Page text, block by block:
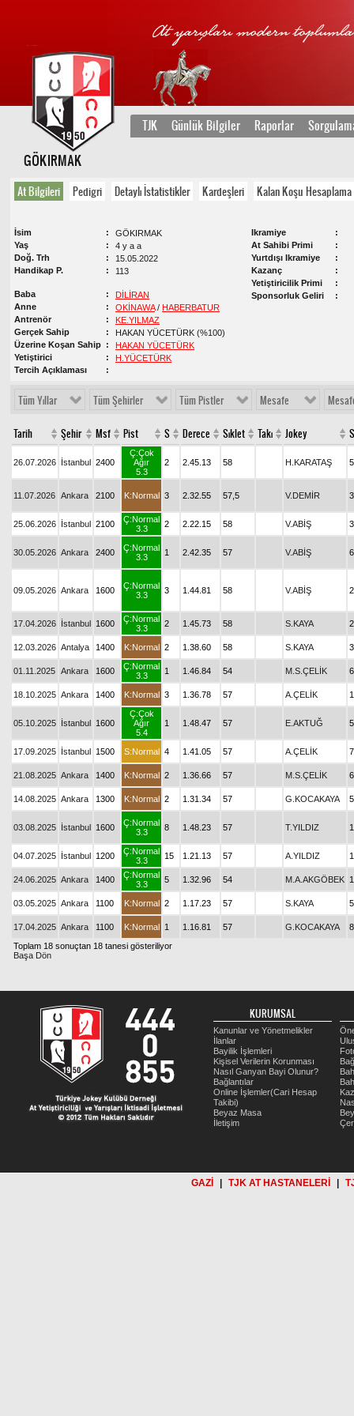
TJK Günlük Bilgiler Raporlar
GÖKIRMAK
At Bilgileri Pedigri Detaylı İstatistikler Kardeşleri Kalan Koşu Hesaplama
İsim
GÖKIRMAK
Yaş
4 y a a
Doğ. Trh
15.05.2022
Handikap P.
113
Baba
DİLİRAN
Anne
OKİNAWA/ HABERBATUR
Antrenör
KE.YILMAZ
Gerçek Sahip
HAKAN YÜCETÜRK (%100)
Üzerine Koşan Sahip
HAKAN YÜCETÜRK
Yetiştirici
H.YÜCETÜRK
Tercih Açıklaması
Ikramiye
At Sahibi Primi
Yurtdışı Ikramiye
Kazanç
Yetiştiricilik Primi
Sponsorluk Geliri
Tüm Yıllar Tüm Şehirler Tüm Pistler Mesafe
Tarih Şehir Msf Pist S Derece Sıklet Takı Jokey
26.07.2026 İstanbul 2400
Ç:Çok
Ağır
5.3
2 2.45.13 58 H.KARATAŞ 5
11.07.2026 Ankara 2100 K:Normal 3 2.32.55 57,5 V.DEMİR 3
25.06.2026 İstanbul 2100
Ç:Normal
3.3
2 2.22.15 58 V.ABİŞ 3
30.05.2026 Ankara 2400
Ç:Normal
3.3
1 2.42.35 57 V.ABİŞ 6
09.05.2026 Ankara 1600
Ç:Normal
3.3
3 1.44.81 58 V.ABİŞ 2
17.04.2026 İstanbul 1600
Ç:Normal
3.3
2 1.45.73 58 S.KAYA 2
12.03.2026 Antalya 1400 K:Normal 2 1.38.60 58 S.KAYA 3
01.11.2025 Ankara 1600
Ç:Normal
3.3
1 1.46.84 54 M.S.ÇELİK 6
18.10.2025 Ankara 1400 K:Normal 3 1.36.78 57 A.ÇELİK 1
05.10.2025 İstanbul 1600
Ç:Çok
Ağır
5.4
1 1.48.47 57 E.AKTUĞ 5
17.09.2025 İstanbul 1500 S:Normal 4 1.41.05 57 A.ÇELİK 7
21.08.2025 Ankara 1400 K:Normal 2 1.36.66 57 M.S.ÇELİK 6
14.08.2025 Ankara 1300 K:Normal 2 1.31.34 57 G.KOCAKAYA 5
03.08.2025 İstanbul 1600
Ç:Normal
3.3
8 1.48.23 57 T.YILDIZ
04.07.2025 İstanbul 1200
Ç:Normal
3.3
15 1.21.13 57 A.YILDIZ
24.06.2025 Ankara 1400
Ç:Normal
3.3
5 1.32.96 54 M.A.AKGÖBEK 1
03.05.2025 Ankara 1100 K:Normal 2 1.17.23 57 S.KAYA 5
17.04.2025 Ankara 1100 K:Normal 1 1.16.81 57 G.KOCAKAYA
8
Toplam 18 sonuçtan 18 tanesi gösteriliyor
Başa Dön
KURUMSAL
Kanunlar ve Yönetmelikler
İlanlar
Bayilik İşlemleri
Kişisel Verilerin Korunması
Nasıl Ganyan Bayi Olunur?
Bağlantılar
Online İşlemler(Cari Hesap
Takibi)
Beyaz Masa
İletişim
GAZİ TJK AT HASTANELERİ